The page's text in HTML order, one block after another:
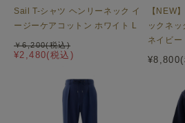
るシルエットに仕上げました。
Sail T-シャツ ヘンリーネック イ
ージーケアコットン ホワイト L
¥2,480(税込)
￥6,200(税込)
【NEW
ックネ
ネイビ
¥8,800(